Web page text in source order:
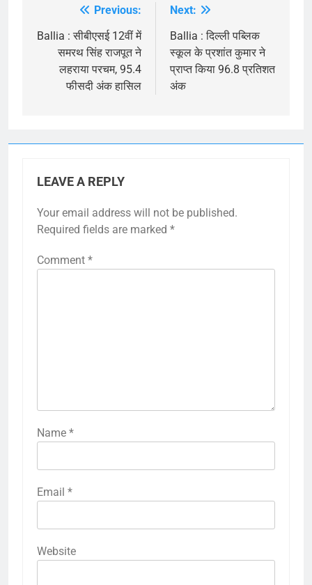
navigation
Previous:
Ballia : सीबीएसई 12वीं में
समरथ सिंह राजपूत ने
लहराया परचम, 95.4
फीसदी अंक हासिल
Next:
Ballia : दिल्ली पब्लिक
स्कूल के प्रशांत कुमार ने
प्राप्त किया 96.8 प्रतिशत
अंक
LEAVE A REPLY
Your email address will not be published.
Required fields are marked *
Comment *
Name *
Email *
Website